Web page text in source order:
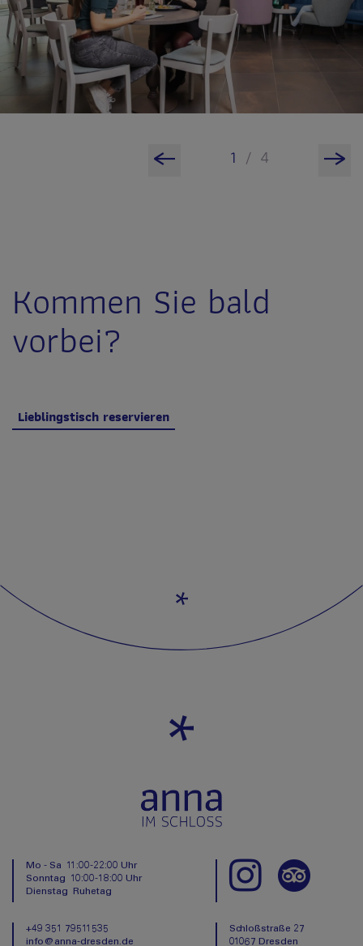
1 / 4
Kommen Sie bald
vorbei?
Lieblingstisch reservieren
+49 351 79511535
info@anna-dresden.de
Schloßstraße 27
01067 Dresden
Mo - Sa 11:00-22:00 Uhr
Sonntag 10:00-18:00 Uhr
Dienstag Ruhetag